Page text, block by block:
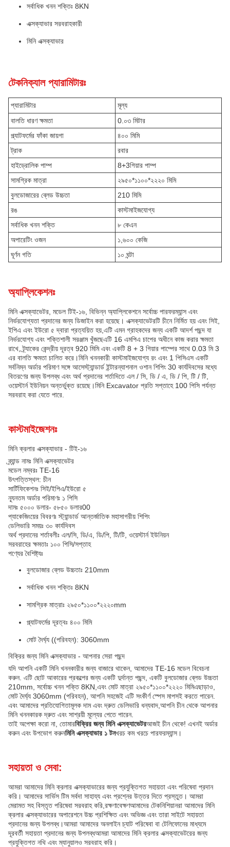
সর্বাধিক খনন শক্তিঃ 8KN
এক্সক্যাভার সরবরাহকারী
মিনি এক্সক্যাভার
টেকনিক্যাল প্যারামিটারঃ
প্যারামিটার
মূল্য
বালতি ধারণ ক্ষমতা
0.০৩ মিটার
প্ল্যাটফর্মের ফাঁকা জায়গা
৪০০ মিমি
ট্রাক
রবার
হাইড্রোলিক পাম্প
8+3গিয়ার পাম্প
সামগ্রিক মাত্রা
২৯৫০*১১০০*২২২০ মিমি
বুলডোজারের ব্লেড উচ্চতা
210 মিমি
রঙ
কাস্টমাইজযোগ্য
সর্বাধিক খনন শক্তি
৮ কেএন
অপারেটিং ওজন
১,৬০০ কেজি
ঘূর্ণন গতি
১০ ঘন্টা
অ্যাপ্লিকেশনঃ
মিনি এক্সক্যাভেটর, মডেল টিই-১৬, বিভিন্ন অ্যাপ্লিকেশনে সর্বোচ্চ পারফরম্যান্স এবং
নির্ভরযোগ্যতা প্রদানের জন্য ডিজাইন করা হয়েছে। এক্সক্যাভেটরটি চীনে নির্মিত হয় এবং সিই,
ইপিএ এবং ইউরো ৫ দ্বারা প্রত্যয়িত হয়,এটি এমন গ্রাহকদের জন্য একটি আদর্শ পছন্দ যা
নির্ভরযোগ্য এবং শক্তিশালী সরঞ্জাম খুঁজছেএটি 16 এমপিএ চাপের অধীনে কাজ করার ক্ষমতা
রাখে, ট্র্যাকের কেন্দ্রীয় দূরত্ব 920 মিমি এবং একটি 8 + 3 গিয়ার পাম্পের সাথে 0.03 মি 3
এর বালতি ক্ষমতা চালিত করে।মিনি খননকারী কাস্টমাইজযোগ্য রং এবং 1 পিসিএস একটি
সর্বনিম্ন অর্ডার পরিমাণ সঙ্গে আসেস্ট্যান্ডার্ড ইন্টারন্যাশনাল ওশান শিপিং 30 কার্যদিবসের মধ্যে
বিতরণের জন্য উপলব্ধ এবং অর্থ প্রদানের শর্তাদিতে এল / সি, ডি / এ, ডি / পি, টি / টি,
ওয়েস্টার্ন ইউনিয়ন অন্তর্ভুক্ত রয়েছে।মিনি Excavator প্রতি সপ্তাহে 100 পিসি পর্যন্ত
সরবরাহ করা যেতে পারে.
কাস্টমাইজেশনঃ
মিনি ক্রলার এক্সক্যাভার - টিই-১৬
ব্র্যান্ড নামঃ মিনি এক্সক্যাভেটর
মডেল নম্বরঃ TE-16
উৎপত্তিস্থল: চীন
সার্টিফিকেশনঃ সিই/ইপিএ/ইউরো ৫
ন্যূনতম অর্ডার পরিমাণঃ ১ পিসি
দামঃ ৫০০০ ডলার- ৫৮৫০ ডলার00
প্যাকেজিংয়ের বিবরণঃ স্ট্যান্ডার্ড আন্তর্জাতিক মহাসাগরীয় শিপিং
ডেলিভারি সময়ঃ ৩০ কার্যদিবস
অর্থ প্রদানের শর্তাবলীঃ এল/সি, ডি/এ, ডি/পি, টি/টি, ওয়েস্টার্ন ইউনিয়ন
সরবরাহের ক্ষমতাঃ ১০০ পিসি/সপ্তাহ
পণ্যের বৈশিষ্ট্যঃ
বুলডোজার ব্লেড উচ্চতাঃ 210mm
সর্বাধিক খনন শক্তিঃ 8KN
সামগ্রিক মাত্রাঃ ২৯৫০*১১০০*২২২০mm
প্ল্যাটফর্মের দূরত্বঃ ৪০০ মিমি
মোট দৈর্ঘ্য ((পরিবহন): 3060mm
বিক্রির জন্য মিনি এক্সক্যাভার - আপনার সেরা পছন্দ
যদি আপনি একটি মিনি খননকারীর জন্য বাজারে থাকেন, আমাদের TE-16 মডেল বিবেচনা
করুন. এটি ছোট আকারের প্রকল্পের জন্য একটি দুর্দান্ত পছন্দ, একটি বুলডোজার ব্লেড উচ্চতা
210mm, সর্বোচ্চ খনন শক্তি 8KN,এবং মোট মাত্রা ২৯৫০*১১০০*২২২০ মিমিএছাড়াও,
মোট দৈর্ঘ্য 3060mm (পরিবহন), আপনি সহজেই এটি সংকীর্ণ স্পেস মাপসই করতে পারেন.
এবং আমাদের প্রতিযোগিতামূলক দাম এবং দ্রুত ডেলিভারি ধন্যবাদ,আপনি চীন থেকে আপনার
মিনি খননকারক দ্রুত এবং সাশ্রয়ী মূল্যের পেতে পারেন.
তাই অপেক্ষা করো না, তোমারবিক্রির জন্য মিনি এক্সক্যাভেটরআজই চীন থেকে! এখনই অর্ডার
করুন এবং উপভোগ করুনমিনি এক্সক্যাভার ১ টনখরচ কম খরচে পারফরম্যান্স।
সহায়তা ও সেবা:
আমরা আমাদের মিনি ক্রলার এক্সক্যাভারের জন্য প্রযুক্তিগত সহায়তা এবং পরিষেবা প্রদান
করি। আমাদের সার্ভিস টিম সর্বদা সাহায্য এবং প্রশ্নের উত্তর দিতে প্রস্তুত। আমরা
মেরামত সহ বিস্তৃত পরিষেবা সরবরাহ করি,রক্ষণাবেক্ষণআমাদের টেকনিশিয়ানরা আমাদের মিনি
ক্রলার এক্সক্যাভারের অপারেশনে উচ্চ প্রশিক্ষিত এবং অভিজ্ঞ এবং তারা সাইটে সহায়তা
প্রদানের জন্য উপলব্ধ।আমরা আমাদের অনলাইন চ্যাট পরিষেবা বা টেলিফোনের মাধ্যমে
দূরবর্তী সহায়তা প্রদানের জন্য উপলব্ধআমরা আমাদের মিনি ক্রলার এক্সক্যাভেটরের জন্য
প্রযুক্তিগত নথি এবং ম্যানুয়ালও সরবরাহ করি।